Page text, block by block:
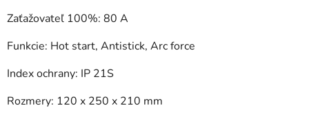
Zaťažovateľ 100%: 80 A
Funkcie: Hot start, Antistick, Arc force
Index ochrany: IP 21S
Rozmery: 120 x 250 x 210 mm